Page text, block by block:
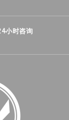
小时咨询